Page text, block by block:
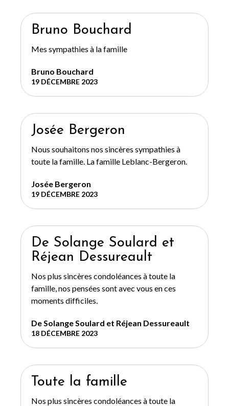
Bruno Bouchard
Mes sympathies à la famille
Bruno Bouchard
19 DÉCEMBRE 2023
Josée Bergeron
Nous souhaitons nos sincères sympathies à
toute la famille. La famille Leblanc-Bergeron.
Josée Bergeron
19 DÉCEMBRE 2023
De Solange Soulard et
Réjean Dessureault
Nos plus sincères condoléances à toute la
famille, nos pensées sont avec vous en ces
moments difficiles.
De Solange Soulard et Réjean Dessureault
18 DÉCEMBRE 2023
Toute la famille
Nos plus sincères condoléances à toute la